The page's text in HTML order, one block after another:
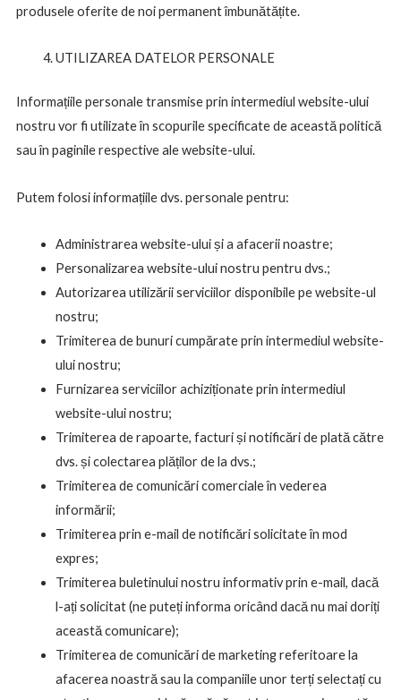
produsele oferite de noi permanent îmbunătățite.
UTILIZAREA DATELOR PERSONALE
Informațiile personale transmise prin intermediul website-ului
nostru vor fi utilizate în scopurile specificate de această politică
sau în paginile respective ale website-ului.
Putem folosi informațiile dvs. personale pentru:
Administrarea website-ului și a afacerii noastre;
Personalizarea website-ului nostru pentru dvs.;
Autorizarea utilizării serviciilor disponibile pe website-ul
nostru;
Trimiterea de bunuri cumpărate prin intermediul website-
ului nostru;
Furnizarea serviciilor achiziționate prin intermediul
website-ului nostru;
Trimiterea de rapoarte, facturi și notificări de plată către
dvs. și colectarea plăților de la dvs.;
Trimiterea de comunicări comerciale în vederea
informării;
Trimiterea prin e-mail de notificări solicitate în mod
expres;
Trimiterea buletinului nostru informativ prin e-mail, dacă
l-ați solicitat (ne puteți informa oricând dacă nu mai doriți
această comunicare);
Trimiterea de comunicări de marketing referitoare la
afacerea noastră sau la companiile unor terți selectați cu